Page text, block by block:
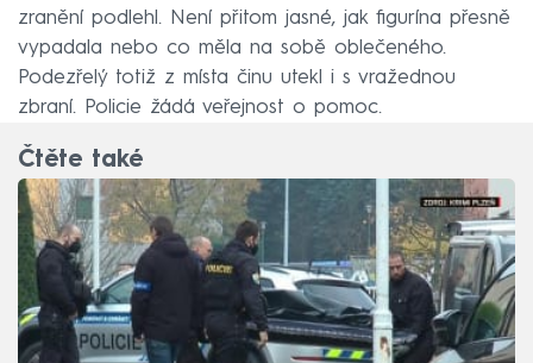
zranění podlehl. Není přitom jasné, jak figurína přesně
vypadala nebo co měla na sobě oblečeného.
Podezřelý totiž z místa činu utekl i s vražednou
zbraní. Policie žádá veřejnost o pomoc.
Čtěte také